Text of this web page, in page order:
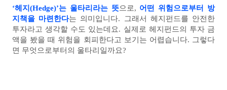
‘헤지(Hedge)’는 울타리라는 뜻으로, 어떤 위험으로부터 방
지책을 마련한다는 의미입니다. 그래서 헤지펀드를 안전한
투자라고 생각할 수도 있는데요. 실제로 헤지펀드의 투자 금
액을 봤을 때 위험을 회피한다고 보기는 어렵습니다. 그렇다
면 무엇으로부터의 울타리일까요?